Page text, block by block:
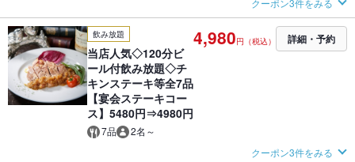
飲み放題
当店人気◇120分ビ
ール付飲み放題◇チ
キンステーキ等全7品
【宴会ステーキコー
ス】5480円⇒4980円
7品 2名～
4,980円（税込） 詳細・予約
クーポン3件をみる